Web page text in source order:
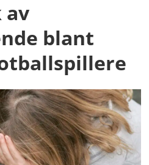
av
blant